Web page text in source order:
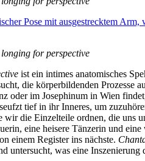
for perspective
ist ein intimes anatomisches
die körperbildenden
oder im Josephinum in Wien
tief in ihr Inneres, um
die Einzelteile ordnen, die uns
eine heisere Tänzerin und
einem Register ins nächste.
untersucht, was eine